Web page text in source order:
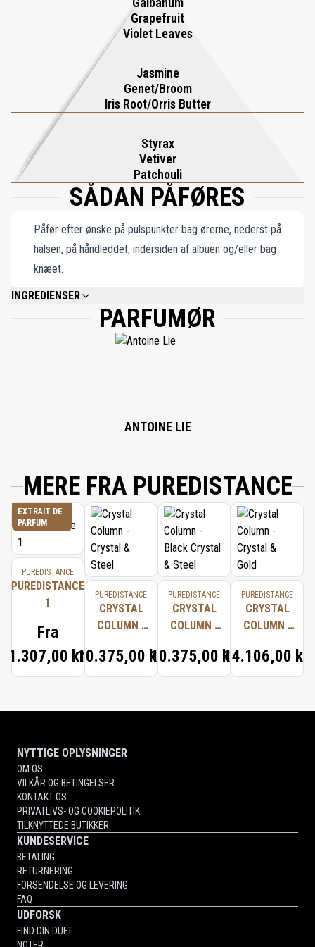
Grapefruit
Violet Leaves
Jasmine
Genet/Broom
Iris Root/Orris Butter
Styrax
Vetiver
Patchouli
SÅDAN PÅFØRES
Påfør efter ønske på pulspunkter bag ørerne, nederst på
halsen, på håndleddet, indersiden af albuen og/eller bag
knæet.
INGREDIENSER
BENZYL ALCOHOL, AMYL CINNAMAL, CINNAMYL ALCOHOL, CITRAL,
EUGENOL, HYDROXYCITRONELLAL, ISOEUGENOL, AMYLCINNAMYL
ALCOHOL, BENZYL SALICYLATE, CINNAMAL, COUMARIN, GERANIOL,
PARFUMØR
ANTOINE LIE
MERE FRA PUREDISTANCE
EXTRAIT DE
PARFUM
PUREDISTANCE
PUREDISTANCE
1
Fra
1.307,00 kr.
PUREDISTANCE
CRYSTAL
COLUMN -
STEEL
10.375,00 kr.
PUREDISTANCE
CRYSTAL
COLUMN -
CRYSTAL &
STEEL
10.375,00 kr.
PUREDISTANCE
CRYSTAL
COLUMN -
GOLD
14.106,00 kr.
NYTTIGE OPLYSNINGER
OM OS
VILKÅR OG BETINGELSER
KONTAKT OS
PRIVATLIVS- OG COOKIEPOLITIK
TILKNYTTEDE BUTIKKER
KUNDESERVICE
BETALING
RETURNERING
FORSENDELSE OG LEVERING
FAQ
UDFORSK
FIND DIN DUFT